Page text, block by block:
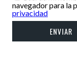
navegador para la
privacidad